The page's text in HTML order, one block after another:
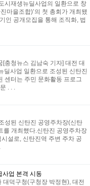
시재생뉴딜사업의 일환으로 창
마을조합)’의 첫 총회가 개최됐
인 공개모집을 통해 조직화, 법
충청뉴스 김남숙 기자] 대전 대
딜사업 일환으로 조성된 신탄진
센터는 주민 문화활동 프로그
. . .
성된 신탄진 공영주차장(신탄
를 개최했다.신탄진 공영주차장
설로, 신탄진역 주변 주차 공
사업 본격 시동
덕구청(구청장 박정현), 대전